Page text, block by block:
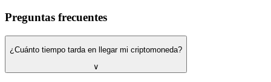
Preguntas frecuentes
¿Cuánto tiempo tarda en llegar mi criptomoneda?
∨